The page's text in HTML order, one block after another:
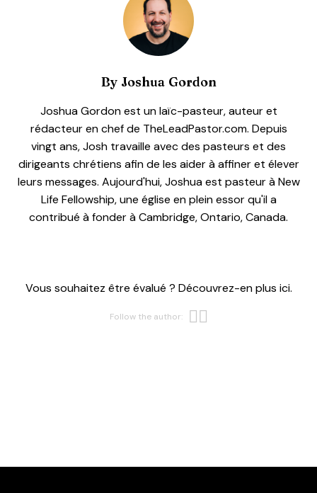
ByJoshua Gordon
Joshua Gordon est un laïc-pasteur, auteur et
rédacteur en chef de TheLeadPastor.com. Depuis
vingt ans, Josh travaille avec des pasteurs et des
dirigeants chrétiens afin de les aider à affiner et élever
leurs messages. Aujourd'hui, Joshua est pasteur à New
Life Fellowship, une église en plein essor qu'il a
contribué à fonder à Cambridge, Ontario, Canada.
Vous souhaitez être évalué ? Découvrez-en plus ici.
Follow the author: Opens new